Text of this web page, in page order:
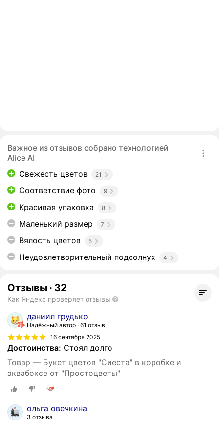
Важное из отзывов собрано технологией
Alice AI
Свежесть цветов
21
Соответствие фото 9
Красивая упаковка 8
Маленький размер 7
Вялость цветов 5
Неудовлетворительный подсолнух 4
Отзывы · 32
Как Яндекс проверяет отзывы
даниил грудько
Надёжный автор 61 отзыв
16 сентября 2025
Достоинства: Стоял долго
Товар — Букет цветов "Сиеста" в коробке и
аквабоксе от "Простоцветы"
ольга овечкина
3 отзыва